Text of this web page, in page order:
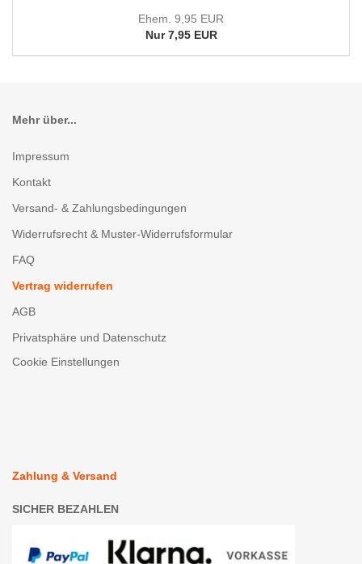
Ehem. 9,95 EUR
Nur 7,95 EUR
Mehr über...
Impressum
Kontakt
Versand- & Zahlungsbedingungen
Widerrufsrecht & Muster-Widerrufsformular
FAQ
Vertrag widerrufen
AGB
Privatsphäre und Datenschutz
Cookie Einstellungen
Zahlung & Versand
SICHER BEZAHLEN